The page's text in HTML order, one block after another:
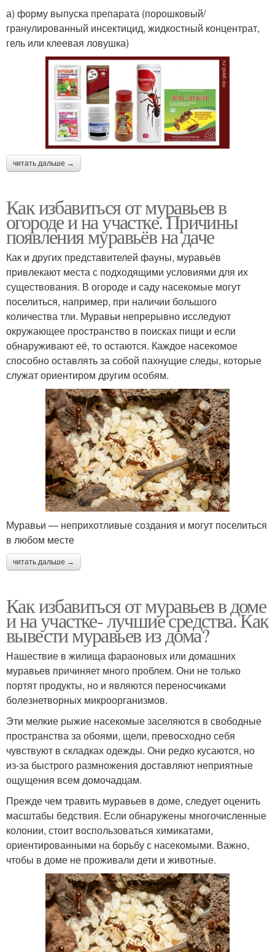
а) форму выпуска препарата (порошковый/
гранулированный инсектицид, жидкостный концентрат,
гель или клеевая ловушка)
читать дальше →
Как избавиться от муравьев в
огороде и на участке. Причины
появления муравьёв на даче
Как и других представителей фауны, муравьёв
привлекают места с подходящими условиями для их
существования. В огороде и саду насекомые могут
поселиться, например, при наличии большого
количества тли. Муравьи непрерывно исследуют
окружающее пространство в поисках пищи и если
обнаруживают её, то остаются. Каждое насекомое
способно оставлять за собой пахнущие следы, которые
служат ориентиром другим особям.
Муравьи — неприхотливые создания и могут поселиться
в любом месте
читать дальше →
Как избавиться от муравьев в доме
и на участке- лучшие средства. Как
вывести муравьев из дома?
Нашествие в жилища фараоновых или домашних
муравьев причиняет много проблем. Они не только
портят продукты, но и являются переносчиками
болезнетворных микроорганизмов.
Эти мелкие рыжие насекомые заселяются в свободные
пространства за обоями, щели, превосходно себя
чувствуют в складках одежды. Они редко кусаются, но
из-за быстрого размножения доставляют неприятные
ощущения всем домочадцам.
Прежде чем травить муравьев в доме, следует оценить
масштабы бедствия. Если обнаружены многочисленные
колонии, стоит воспользоваться химикатами,
ориентированными на борьбу с насекомыми. Важно,
чтобы в доме не проживали дети и животные.